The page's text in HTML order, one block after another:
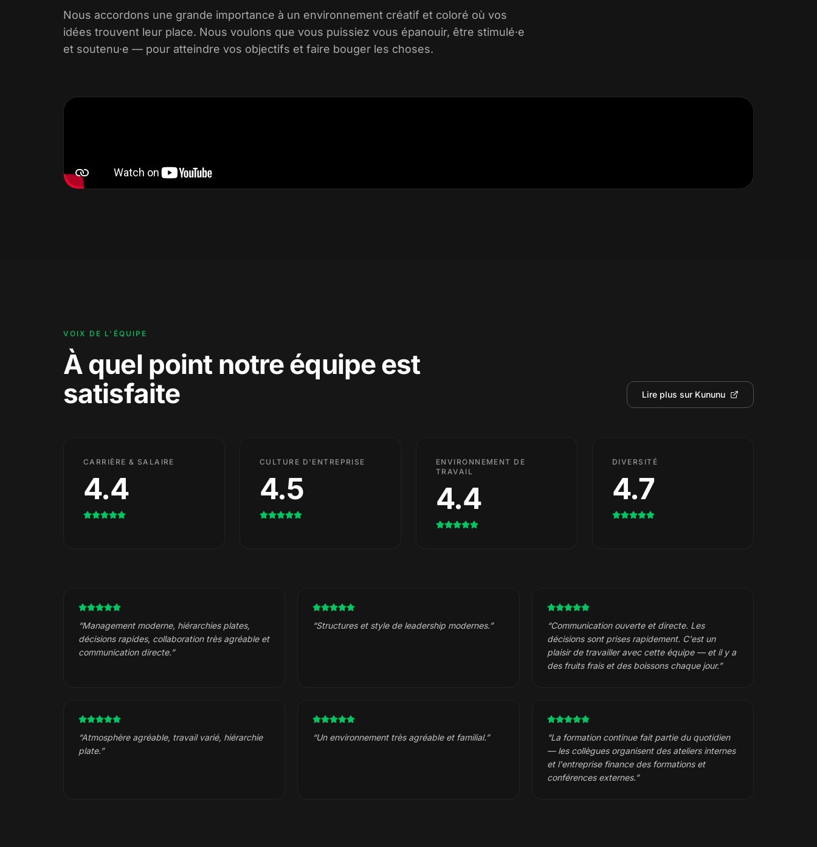
Nous accordons une grande importance à un environnement créatif et coloré où vos
idées trouvent leur place. Nous voulons que vous puissiez vous épanouir, être stimulé·e
et soutenu·e — pour atteindre vos objectifs et faire bouger les choses.
VOIX DE L'ÉQUIPE
À quel point notre équipe est
satisfaite
Lire plus sur Kununu
CARRIÈRE & SALAIRE
4.4
CULTURE D'ENTREPRISE
4.5
ENVIRONNEMENT DE
TRAVAIL
4.4
DIVERSITÉ
4.7
“Management moderne, hiérarchies plates,
décisions rapides, collaboration très agréable et
communication directe.”
“Structures et style de leadership modernes.” “Communication ouverte et directe. Les
décisions sont prises rapidement. C'est un
plaisir de travailler avec cette équipe — et il y a
des fruits frais et des boissons chaque jour.”
“Atmosphère agréable, travail varié, hiérarchie
plate.”
“Un environnement très agréable et familial.” “La formation continue fait partie du quotidien
— les collègues organisent des ateliers internes
et l'entreprise finance des formations et
conférences externes.”